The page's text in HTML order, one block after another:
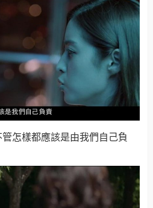
怎樣都應該是由我們自己負